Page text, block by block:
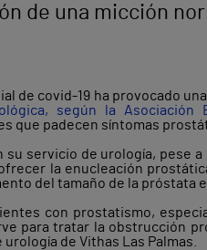
de una micción
de covid-19 ha provocado una
según la Asociación
padecen síntomas
servicio de urología, pese
la enucleación
del tamaño de la próstata
con prostatismo,
para tratar la obstrucción
de Vithas Las Palmas.